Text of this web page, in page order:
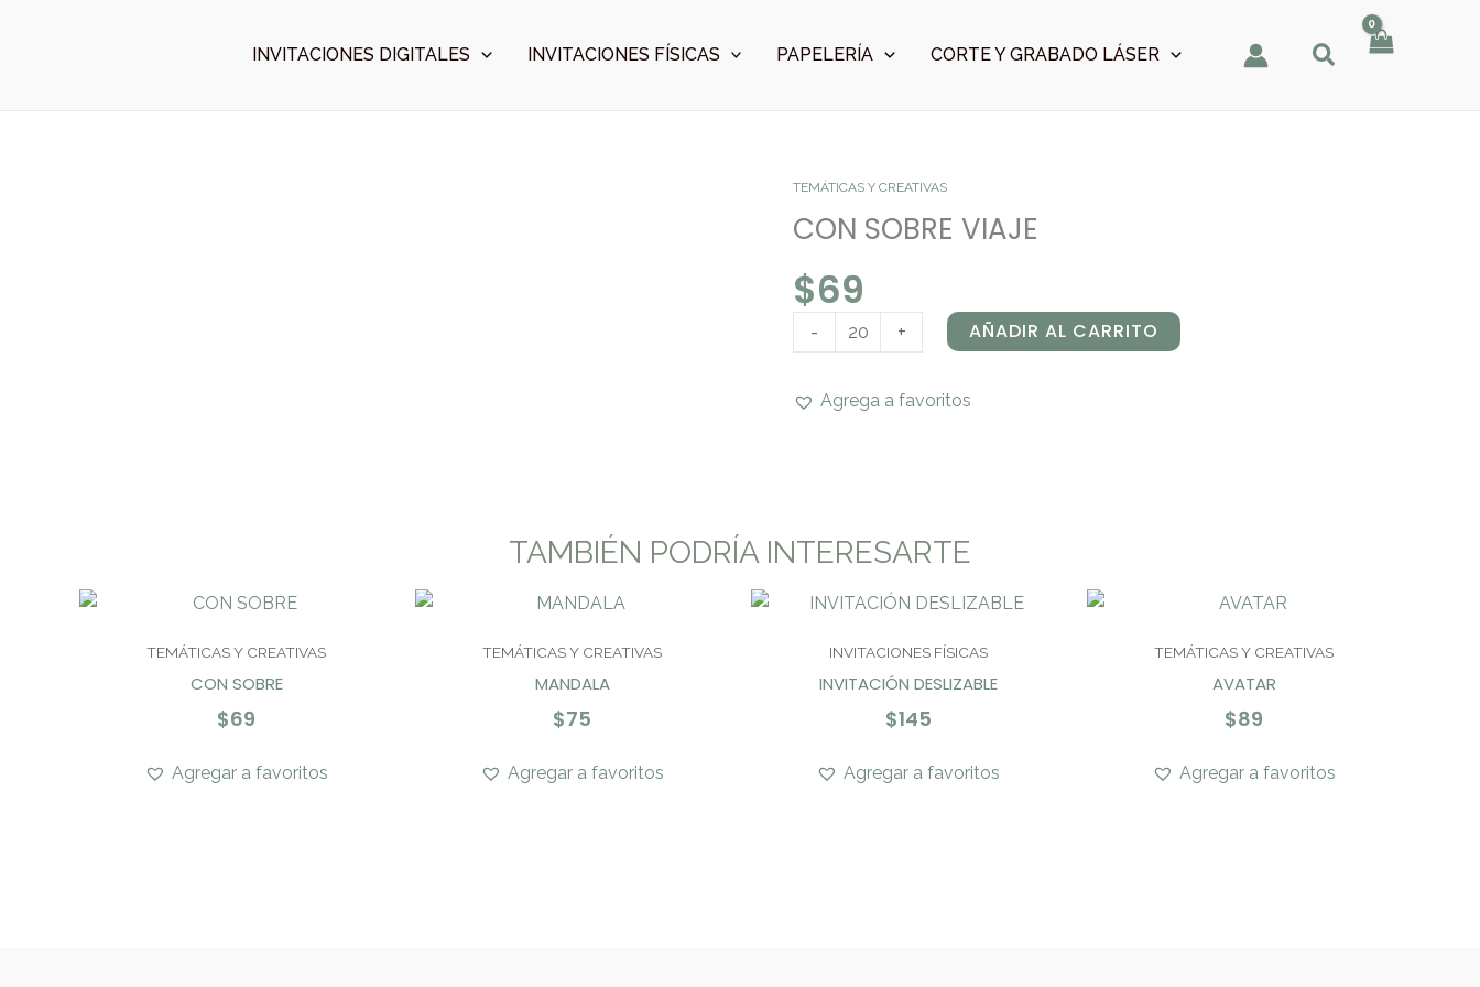
INVITACIONES DIGITALES INVITACIONES FÍSICAS PAPELERÍA CORTE Y GRABADO LÁSER
TEMÁTICAS Y CREATIVAS
CON SOBRE VIAJE
$69
-
CON
SOBRE
cantidad
+ AÑADIR AL CARRITO
Agrega a favoritos
TAMBIÉN PODRÍA INTERESARTE
TEMÁTICAS Y CREATIVAS
CON SOBRE
$69
Agregar a favoritos
TEMÁTICAS Y CREATIVAS
MANDALA
$75
Agregar a favoritos
INVITACIONES FÍSICAS
INVITACIÓN DESLIZABLE
$145
Agregar a favoritos
TEMÁTICAS Y CREATIVAS
AVATAR
$89
Agregar a favoritos